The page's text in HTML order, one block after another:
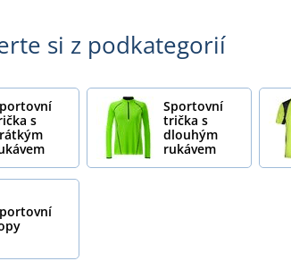
si z podkategorií
s
Sportovní
trička s
dlouhým
rukávem